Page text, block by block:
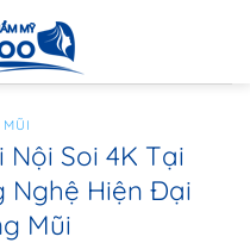
MŨI
Nội Soi 4K Tại
Nghệ Hiện Đại
Mũi